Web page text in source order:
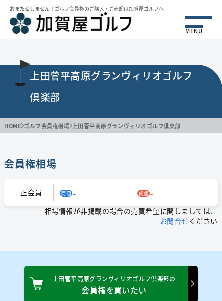
おまたせしません！ゴルフ会員権のご購⼊・ご売却は加賀屋ゴルフへ
MENU
上田菅平高原グランヴィリオゴルフ
倶楽部
HOME ゴルフ会員権相場 上田菅平高原グランヴィリオゴルフ倶楽部
会員権相場
正会員 売値- 買値-
相場情報が非掲載の場合の売買希望に関しましては、
お問合せ ください
上田菅平高原グランヴィリオゴルフ倶楽部の
会員権を買いたい